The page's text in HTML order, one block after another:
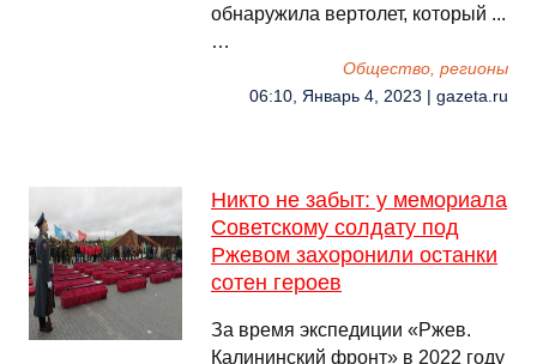
обнаружила вертолет, который ...
…
Общество, регионы
06:10, Январь 4, 2023 | gazeta.ru
Никто не забыт: у мемориала
Советскому солдату под
Ржевом захоронили останки
сотен героев
За время экспедиции «Ржев.
Калининский фронт» в 2022 году